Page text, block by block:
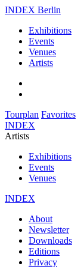
INDEX Berlin
Exhibitions
Events
Venues
Artists
Tourplan Favorites
INDEX
Artists
Exhibitions
Events
Venues
INDEX
About
Newsletter
Downloads
Editions
Privacy